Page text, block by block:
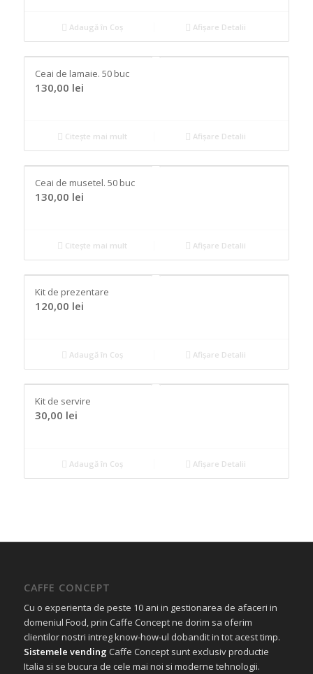
Adaugă în Coș Afișare Detalii
Ceai de lamaie. 50 buc
130,00 lei
Citește mai mult Afișare Detalii
Ceai de musetel. 50 buc
130,00 lei
Citește mai mult Afișare Detalii
Kit de prezentare
120,00 lei
Adaugă în Coș Afișare Detalii
Kit de servire
30,00 lei
Adaugă în Coș Afișare Detalii
CAFFE CONCEPT
Cu o experienta de peste 10 ani in gestionarea de afaceri in
domeniul Food, prin Caffe Concept ne dorim sa oferim
clientilor nostri intreg know-how-ul dobandit in tot acest timp.
Sistemele vending Caffe Concept sunt exclusiv productie
Italia si se bucura de cele mai noi si moderne tehnologii.